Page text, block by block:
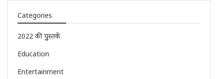
Categories
2022 की पुुस्तकें
Education
Entertainment